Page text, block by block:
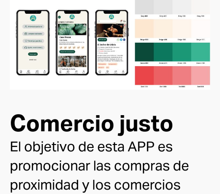
Comercio justo
El objetivo de esta APP es
promocionarlas compras de
proximidad y los comercios